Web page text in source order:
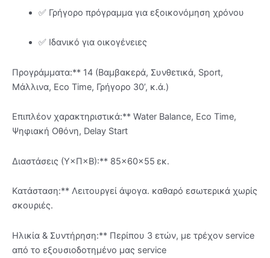
✅ Γρήγορο πρόγραμμα για εξοικονόμηση χρόνου
✅ Ιδανικό για οικογένειες
Προγράμματα:** 14 (Βαμβακερά, Συνθετικά, Sport,
Μάλλινα, Eco Time, Γρήγορο 30’, κ.ά.)
Επιπλέον χαρακτηριστικά:** Water Balance, Eco Time,
Ψηφιακή Οθόνη, Delay Start
Διαστάσεις (Υ×Π×Β):** 85×60×55 εκ.
Κατάσταση:** Λειτουργεί άψογα. καθαρό εσωτερικά χωρίς
σκουριές.
Ηλικία & Συντήρηση:** Περίπου 3 ετών, με τρέχον service
από το εξουσιοδοτημένο μας service